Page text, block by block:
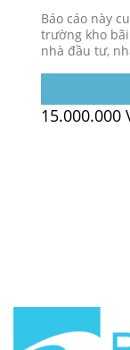
Báo cáo này
trường kho
nhà đầu tư,
15.000.000